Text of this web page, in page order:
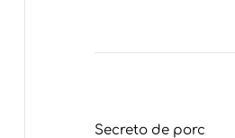
Secreto de porc